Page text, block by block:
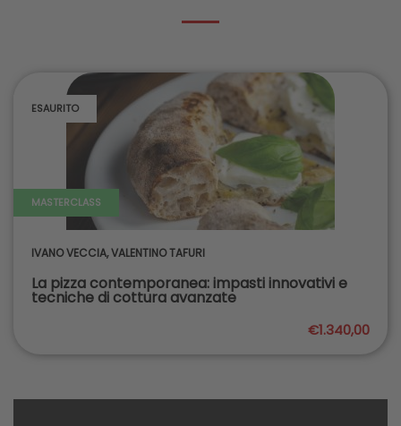
ESAURITO
MASTERCLASS
IVANO VECCIA,VALENTINO TAFURI
La pizza contemporanea: impasti innovativi e
tecniche di cottura avanzate
€1.340,00